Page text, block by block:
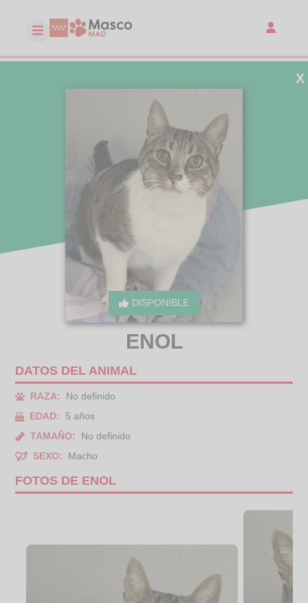
DISPONIBLE
X
ENOL
DATOS DEL ANIMAL
RAZA:
No definido
EDAD:
5 años
TAMAÑO:
No definido
SEXO:
Macho
FOTOS DE ENOL